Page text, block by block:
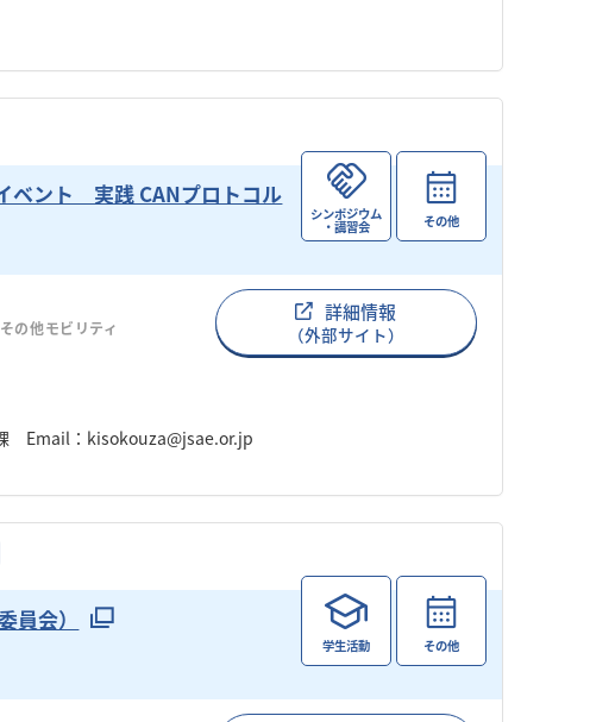
ベント 実践 CANプロトコル
シンポジウム
・講習会 その他
の他モビリティ
詳細情報
（外部サイト）
Email：kisokouza@jsae.or.jp
員会）
学生活動 その他